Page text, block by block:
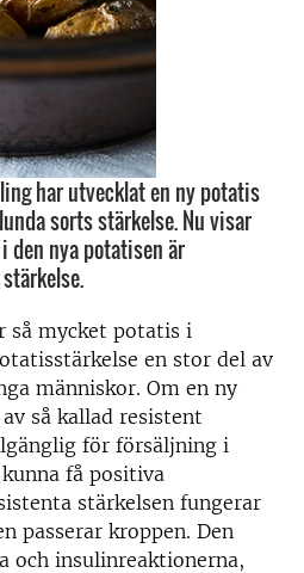
har utvecklat en ny potatis
sorts stärkelse. Nu visar
den nya potatisen är
så mycket potatis i
en stor del av
människor. Om en ny
så kallad resistent
för försäljning i
få positiva
stärkelsen fungerar
passerar kroppen. Den
och insulinreaktionerna,